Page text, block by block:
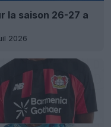
la saison 26-27 a
2026